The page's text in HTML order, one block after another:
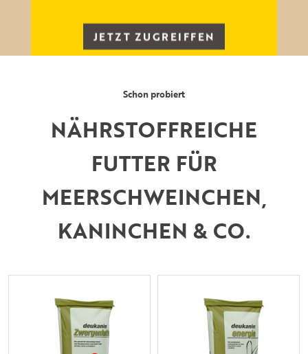
JETZT ZUGREIFFEN
Schon probiert
NÄHRSTOFFREICHE
FUTTER FÜR
MEERSCHWEINCHEN,
KANINCHEN & CO.